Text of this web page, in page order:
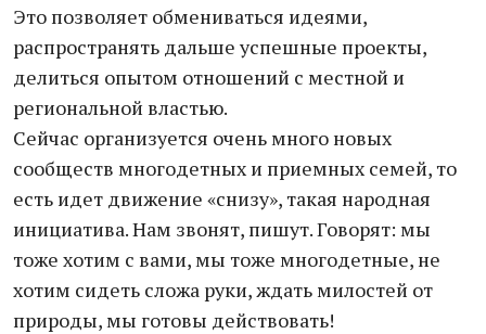
Это позволяет обмениваться идеями,
распространять дальше успешные проекты,
делиться опытом отношений с местной и
региональной властью.
Сейчас организуется очень много новых
сообществ многодетных и приемных семей, то
есть идет движение «снизу», такая народная
инициатива. Нам звонят, пишут. Говорят: мы
тоже хотим с вами, мы тоже многодетные, не
хотим сидеть сложа руки, ждать милостей от
природы, мы готовы действовать!